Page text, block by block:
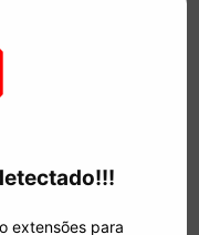
parecia confuso e
diante da mudança.
explorando o
felicidade, o cão
extensões para